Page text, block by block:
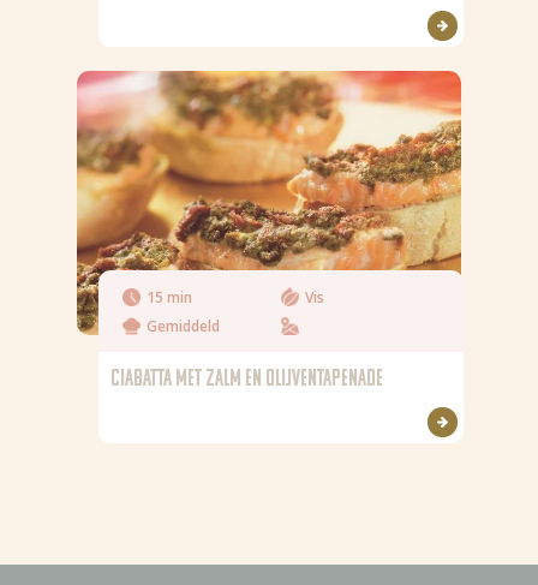
15 min
Vis
Gemiddeld
CIABATTA MET ZALM EN OLIJVENTAPENADE